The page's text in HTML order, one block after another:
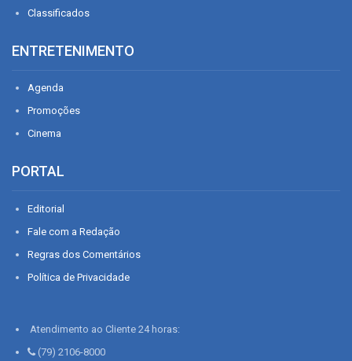
Classificados
ENTRETENIMENTO
Agenda
Promoções
Cinema
PORTAL
Editorial
Fale com a Redação
Regras dos Comentários
Política de Privacidade
Atendimento ao Cliente 24 horas:
(79) 2106-8000